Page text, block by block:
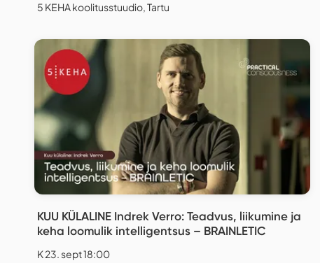
5 KEHA koolitusstuudio, Tartu
KUU KÜLALINE Indrek Verro: Teadvus, liikumine ja
keha loomulik intelligentsus – BRAINLETIC
K 23. sept 18:00